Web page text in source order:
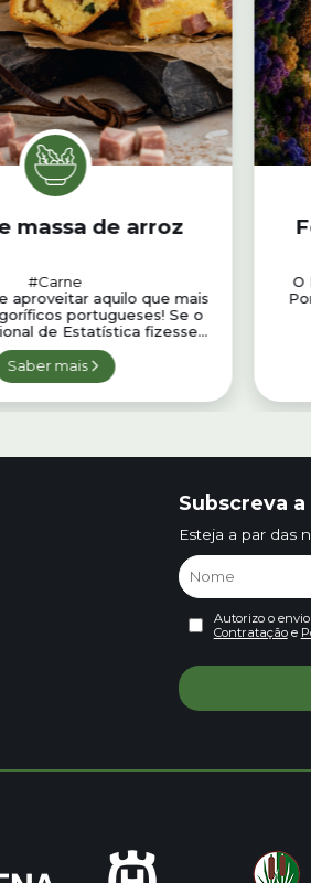
massa de arroz
#Carne
aproveitar aquilo que mais
portugueses! Se o
de Estatística fizesse...
Saber mais
O
Subscreva
Esteja a par das
Autorizo o
Contrataçãoe